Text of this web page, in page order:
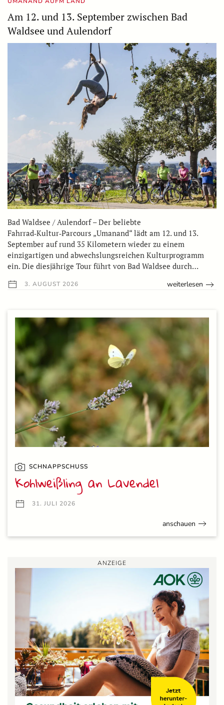
Am 12. und 13. September zwischen Bad
Waldsee und Aulendorf
Bad Waldsee / Aulendorf – Der beliebte
Fahrrad‑Kultur‑Parcours „Umanand“ lädt am 12. und 13.
September auf rund 35 Kilometern wieder zu einem
einzigartigen und abwechslungsreichen Kulturprogramm
ein. Die diesjährige Tour führt von Bad Waldsee durch…
3. AUGUST 2026 weiterlesen
SCHNAPPSCHUSS
Kohlweißling an Lavendel
31. JULI 2026
anschauen
ANZEIGE